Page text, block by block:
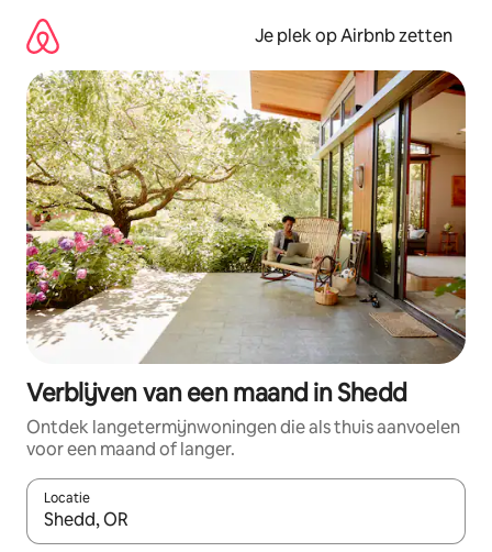
direct
naar
inhoud
Je plek op Airbnb zetten
Verblijven van een maand in Shedd
Ontdek langetermijnwoningen die als thuis aanvoelen
voor een maand of langer.
Locatie
Wanneer er resultaten beschikbaar zijn, maak je een keuze